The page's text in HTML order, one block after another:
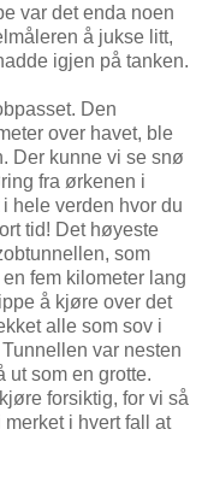
var det enda noen
å jukse litt,
igjen på tanken.
Den
over havet, ble
Der kunne vi se snø
fra ørkenen i
hele verden hvor du
tid! Det høyeste
som
fem kilometer lang
å kjøre over det
alle som sov i
var nesten
ut som en grotte.
forsiktig, for vi så
i hvert fall at